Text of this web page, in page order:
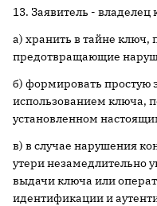
13. Заявитель - владелец
а) хранить в тайне
предотвращающие
б) формировать простую
использованием ключа,
установленном
в) в случае нарушения
утери незамедлительно
выдачи ключа или
идентификации и